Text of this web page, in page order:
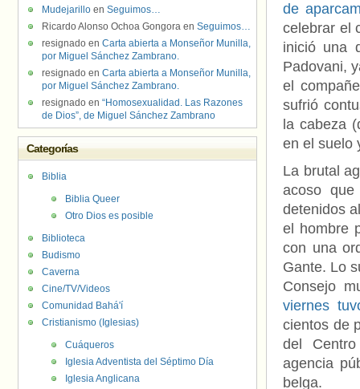
de
celebrar el
inició una
Padovani,
el
sufrió
la cabeza
en el suelo
La brutal
acoso
detenidos
el hombre
con una
Gante. Lo
Consejo
viernes
cientos de
del
agencia
belga.
Mudejarillo en Seguimos…
Ricardo Alonso Ochoa Gongora en Seguimos…
resignado en Carta abierta a Monseñor Munilla,
por Miguel Sánchez Zambrano.
resignado en Carta abierta a Monseñor Munilla,
por Miguel Sánchez Zambrano.
resignado en “Homosexualidad. Las Razones
de Dios”, de Miguel Sánchez Zambrano
Categorías
Biblia
Biblia Queer
Otro Dios es posible
Biblioteca
Budismo
Caverna
Cine/TV/Videos
Comunidad Bahá'í
Cristianismo (Iglesias)
Cuáqueros
Iglesia Adventista del Séptimo Día
Iglesia Anglicana